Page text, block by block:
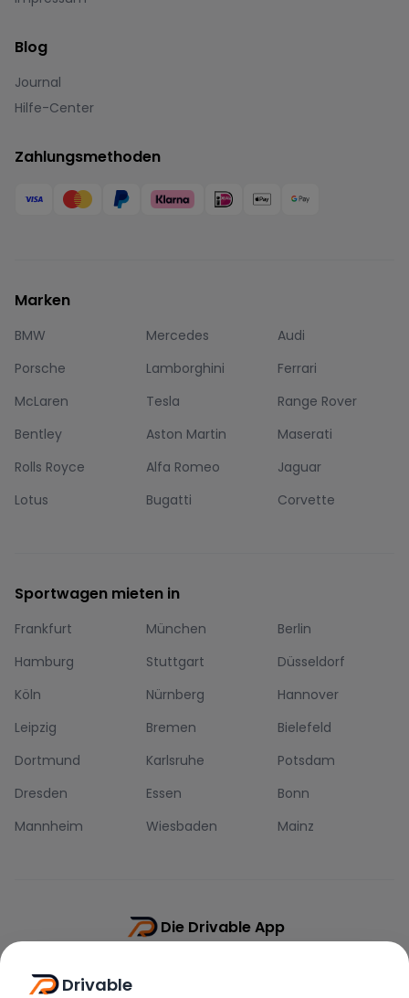
Blog
Journal
Hilfe-Center
Zahlungsmethoden
Marken
BMW Mercedes
Audi
Porsche
Lamborghini
Ferrari
McLaren
Tesla
Range Rover
Bentley
Aston Martin
Maserati
Rolls Royce
Alfa Romeo
Jaguar
Lotus
Bugatti Corvette
Sportwagen mieten in
Frankfurt München
Berlin
Hamburg
Stuttgart
Düsseldorf
Köln
Nürnberg
Hannover
Leipzig
Bremen
Bielefeld
Dortmund
Karlsruhe
Potsdam
Dresden
Essen
Bonn
Mannheim
Wiesbaden Mainz
Die Drivable App
Drivable